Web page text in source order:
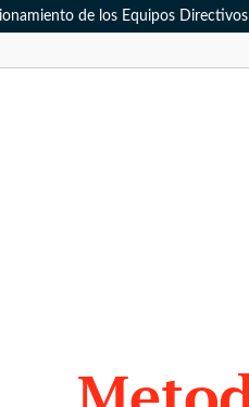
de los Equipos Directivos